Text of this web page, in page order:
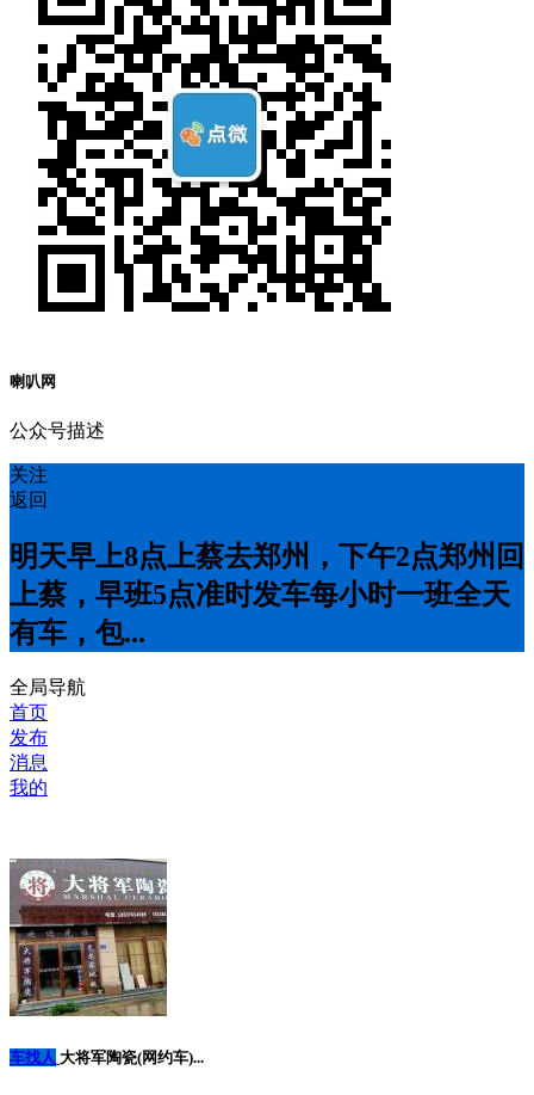
喇叭网
公众号描述
关注
返回
明天早上8点上蔡去郑州，下午2点郑州回
上蔡，早班5点准时发车每小时一班全天
有车，包...
全局导航
首页
发布
消息
我的
车找人 大将军陶瓷(网约车)...